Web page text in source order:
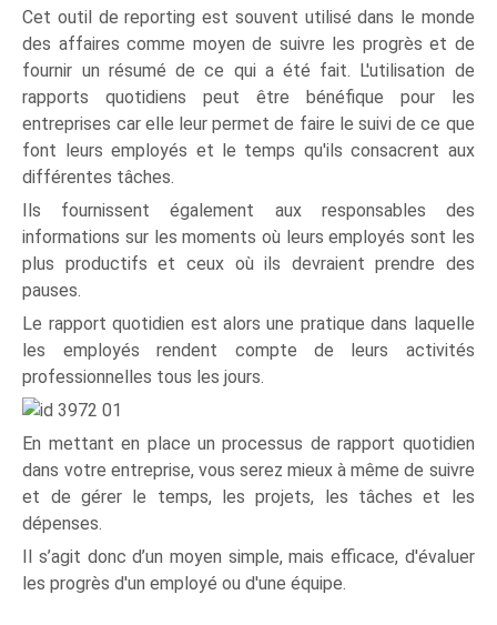
Cet outil de reporting est souvent utilisé dans le monde
des affaires comme moyen de suivre les progrès et de
fournir un résumé de ce qui a été fait. L'utilisation de
rapports quotidiens peut être bénéfique pour les
entreprises car elle leur permet de faire le suivi de ce que
font leurs employés et le temps qu'ils consacrent aux
différentes tâches.
Ils fournissent également aux responsables des
informations sur les moments où leurs employés sont les
plus productifs et ceux où ils devraient prendre des
pauses.
Le rapport quotidien est alors une pratique dans laquelle
les employés rendent compte de leurs activités
professionnelles tous les jours.
En mettant en place un processus de rapport quotidien
dans votre entreprise, vous serez mieux à même de suivre
et de gérer le temps, les projets, les tâches et les
dépenses.
Il s’agit donc d’un moyen simple, mais efficace, d'évaluer
les progrès d'un employé ou d'une équipe.